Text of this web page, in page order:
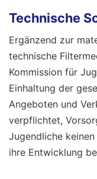
Technische
Ergänzend zur
technische
Kommission für
Einhaltung der
Angeboten und
verpflichtet,
Jugendliche
ihre Entwicklung